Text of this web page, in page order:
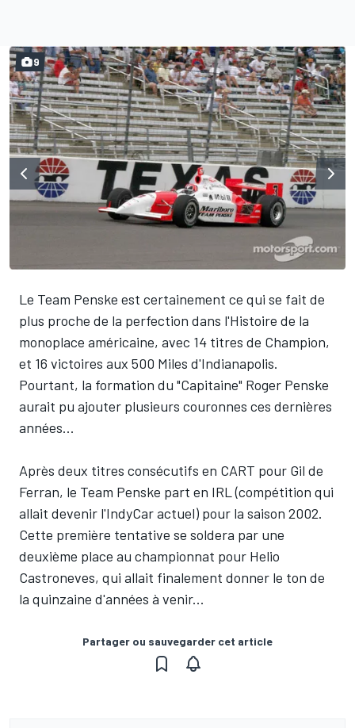
Le Team Penske est certainement ce qui se fait de
plus proche de la perfection dans l'Histoire de la
monoplace américaine, avec 14 titres de Champion,
et 16 victoires aux 500 Miles d'Indianapolis.
Pourtant, la formation du "Capitaine" Roger Penske
aurait pu ajouter plusieurs couronnes ces dernières
années...
Après deux titres consécutifs en CART pour Gil de
Ferran, le Team Penske part en IRL (compétition qui
allait devenir l'IndyCar actuel) pour la saison 2002.
Cette première tentative se soldera par une
deuxième place au championnat pour Helio
Castroneves, qui allait finalement donner le ton de
la quinzaine d'années à venir...
9
Partager ou sauvegarder cet article